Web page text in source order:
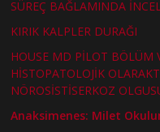
SÜREÇ BAĞLAMINDA
KIRIK KALPLER DURAĞI
HOUSE MD PİLOT BÖLÜM
HİSTOPATOLOJİK
NÖROSİSTİSERKOZ
Anaksimenes: Milet